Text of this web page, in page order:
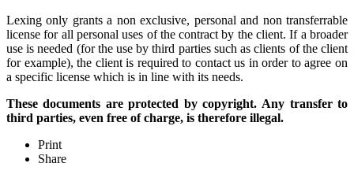
Lexing only grants a non exclusive, personal and non transferrable
license for all personal uses of the contract by the client. If a broader
use is needed (for the use by third parties such as clients of the client
for example), the client is required to contact us in order to agree on
a specific license which is in line with its needs.
These documents are protected by copyright. Any transfer to
third parties, even free of charge, is therefore illegal.
Print
Share